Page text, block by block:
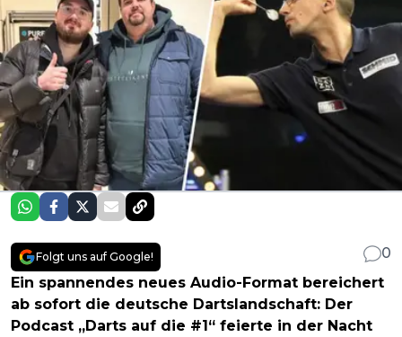
Folgt uns auf Google!
0
Ein spannendes neues Audio-Format bereichert
ab sofort die deutsche Dartslandschaft: Der
Podcast „Darts auf die #1“ feierte in der Nacht